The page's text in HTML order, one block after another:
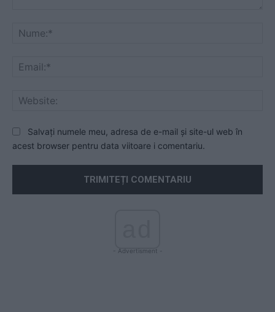
Salvați numele meu, adresa de e-mail și site-ul web în
acest browser pentru data viitoare i comentariu.
- Advertisment -